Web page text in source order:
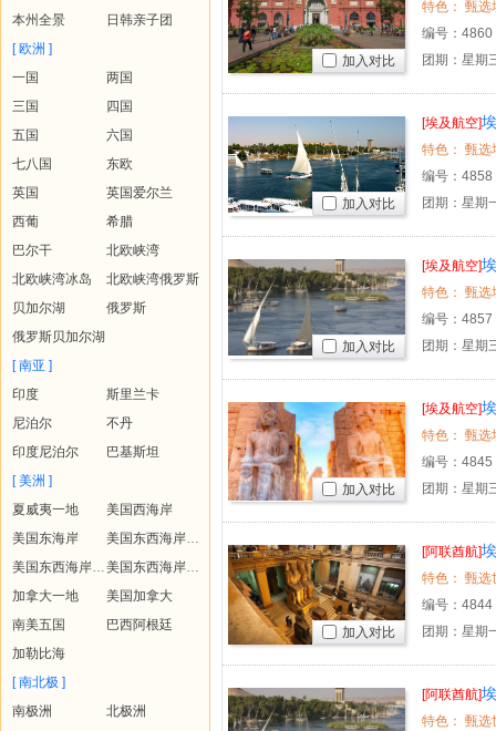
本州全景
日韩亲子团
[ 欧洲 ]
一国
两国
三国
四国
五国
六国
七八国
东欧
英国
英国爱尔兰
西葡
希腊
巴尔干
北欧峡湾
北欧峡湾冰岛
北欧峡湾俄罗斯
贝加尔湖
俄罗斯
俄罗斯贝加尔湖
[ 南亚 ]
印度
斯里兰卡
尼泊尔
不丹
印度尼泊尔
巴基斯坦
[ 美洲 ]
夏威夷一地
美国西海岸
美国东海岸
美国东西海岸+夏威夷
美国东西海岸+黄石
美国东西海岸+夏威夷+黄石
加拿大一地
美国加拿大
南美五国
巴西阿根廷
加勒比海
[ 南北极 ]
南极洲
北极洲
编号： 4860
团期：星期
加入对比
[埃及航空]
编号： 4858
团期：星期
加入对比
[埃及航空]
编号： 4857
团期：星期
加入对比
[埃及航空]
编号： 4845
团期：星期
加入对比
[阿联酋航]
编号： 4844
团期：星期
加入对比
[阿联酋航]